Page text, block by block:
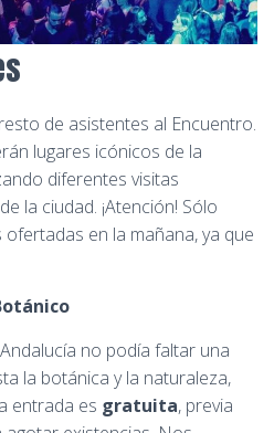
de asistentes al Encuentro.
lugares icónicos de la
diferentes visitas
la ciudad. ¡Atención! Sólo
en la mañana, ya que
no podía faltar una
la botánica y la naturaleza,
entrada es gratuita, previa